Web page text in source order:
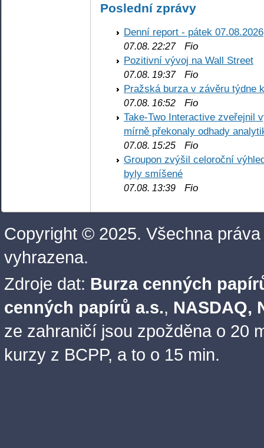
Poslední zprávy
Denní report - pátek 07.08.2026
07.08. 22:27Fio
Pozitivní vývoj na Wall Street
07.08. 19:37Fio
Pražská burza v závěru týdne
07.08. 16:52 Fio
Take-Two Interactive zveřejnil
mírně překonaly odhady
07.08. 15:25 Fio
Groupon zvýšil celoroční
byly smíšené
07.08. 13:39 Fio
Copyright © 2025. Všechna práva
vyhrazena.
Zdroje dat: Burza cenných
cenných papírů a.s., NASDAQ,
ze zahraničí jsou zpožděna o 20
kurzy z BCPP, a to o 15 min.